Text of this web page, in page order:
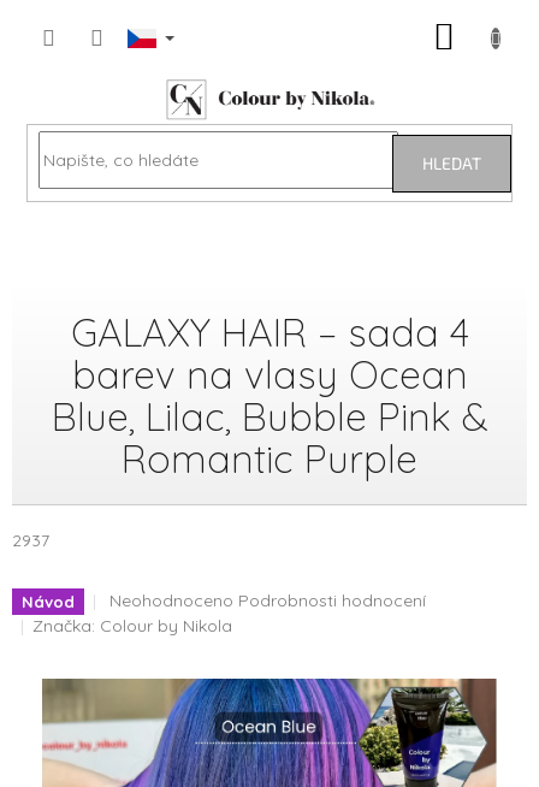
HLEDAT
GALAXY HAIR – sada 4
barev na vlasy Ocean
Blue, Lilac, Bubble Pink &
Romantic Purple
2937
Návod
Průměrné
hodnocení
z
5
hvězdiček.
Neohodnoceno Podrobnosti hodnocení
Značka: Colour by Nikola